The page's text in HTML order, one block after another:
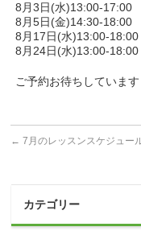
8月3日(水)13:00-17:00
8月5日(金)14:30-18:00
8月17日(水)13:00-18:00
8月24日(水)13:00-18:00
ご予約お待ちしています
← 7月のレッスンスケジュー
カテゴリー